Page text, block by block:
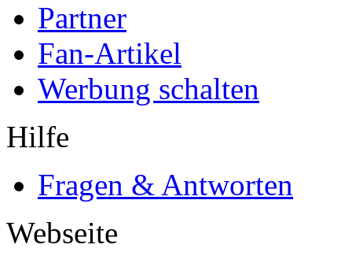
Partner
Fan-Artikel
Werbung schalten
Hilfe
Fragen & Antworten
Webseite